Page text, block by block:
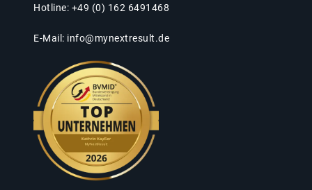
Hotline: +49 (0) 162 6491468
E-Mail: info@mynextresult.de